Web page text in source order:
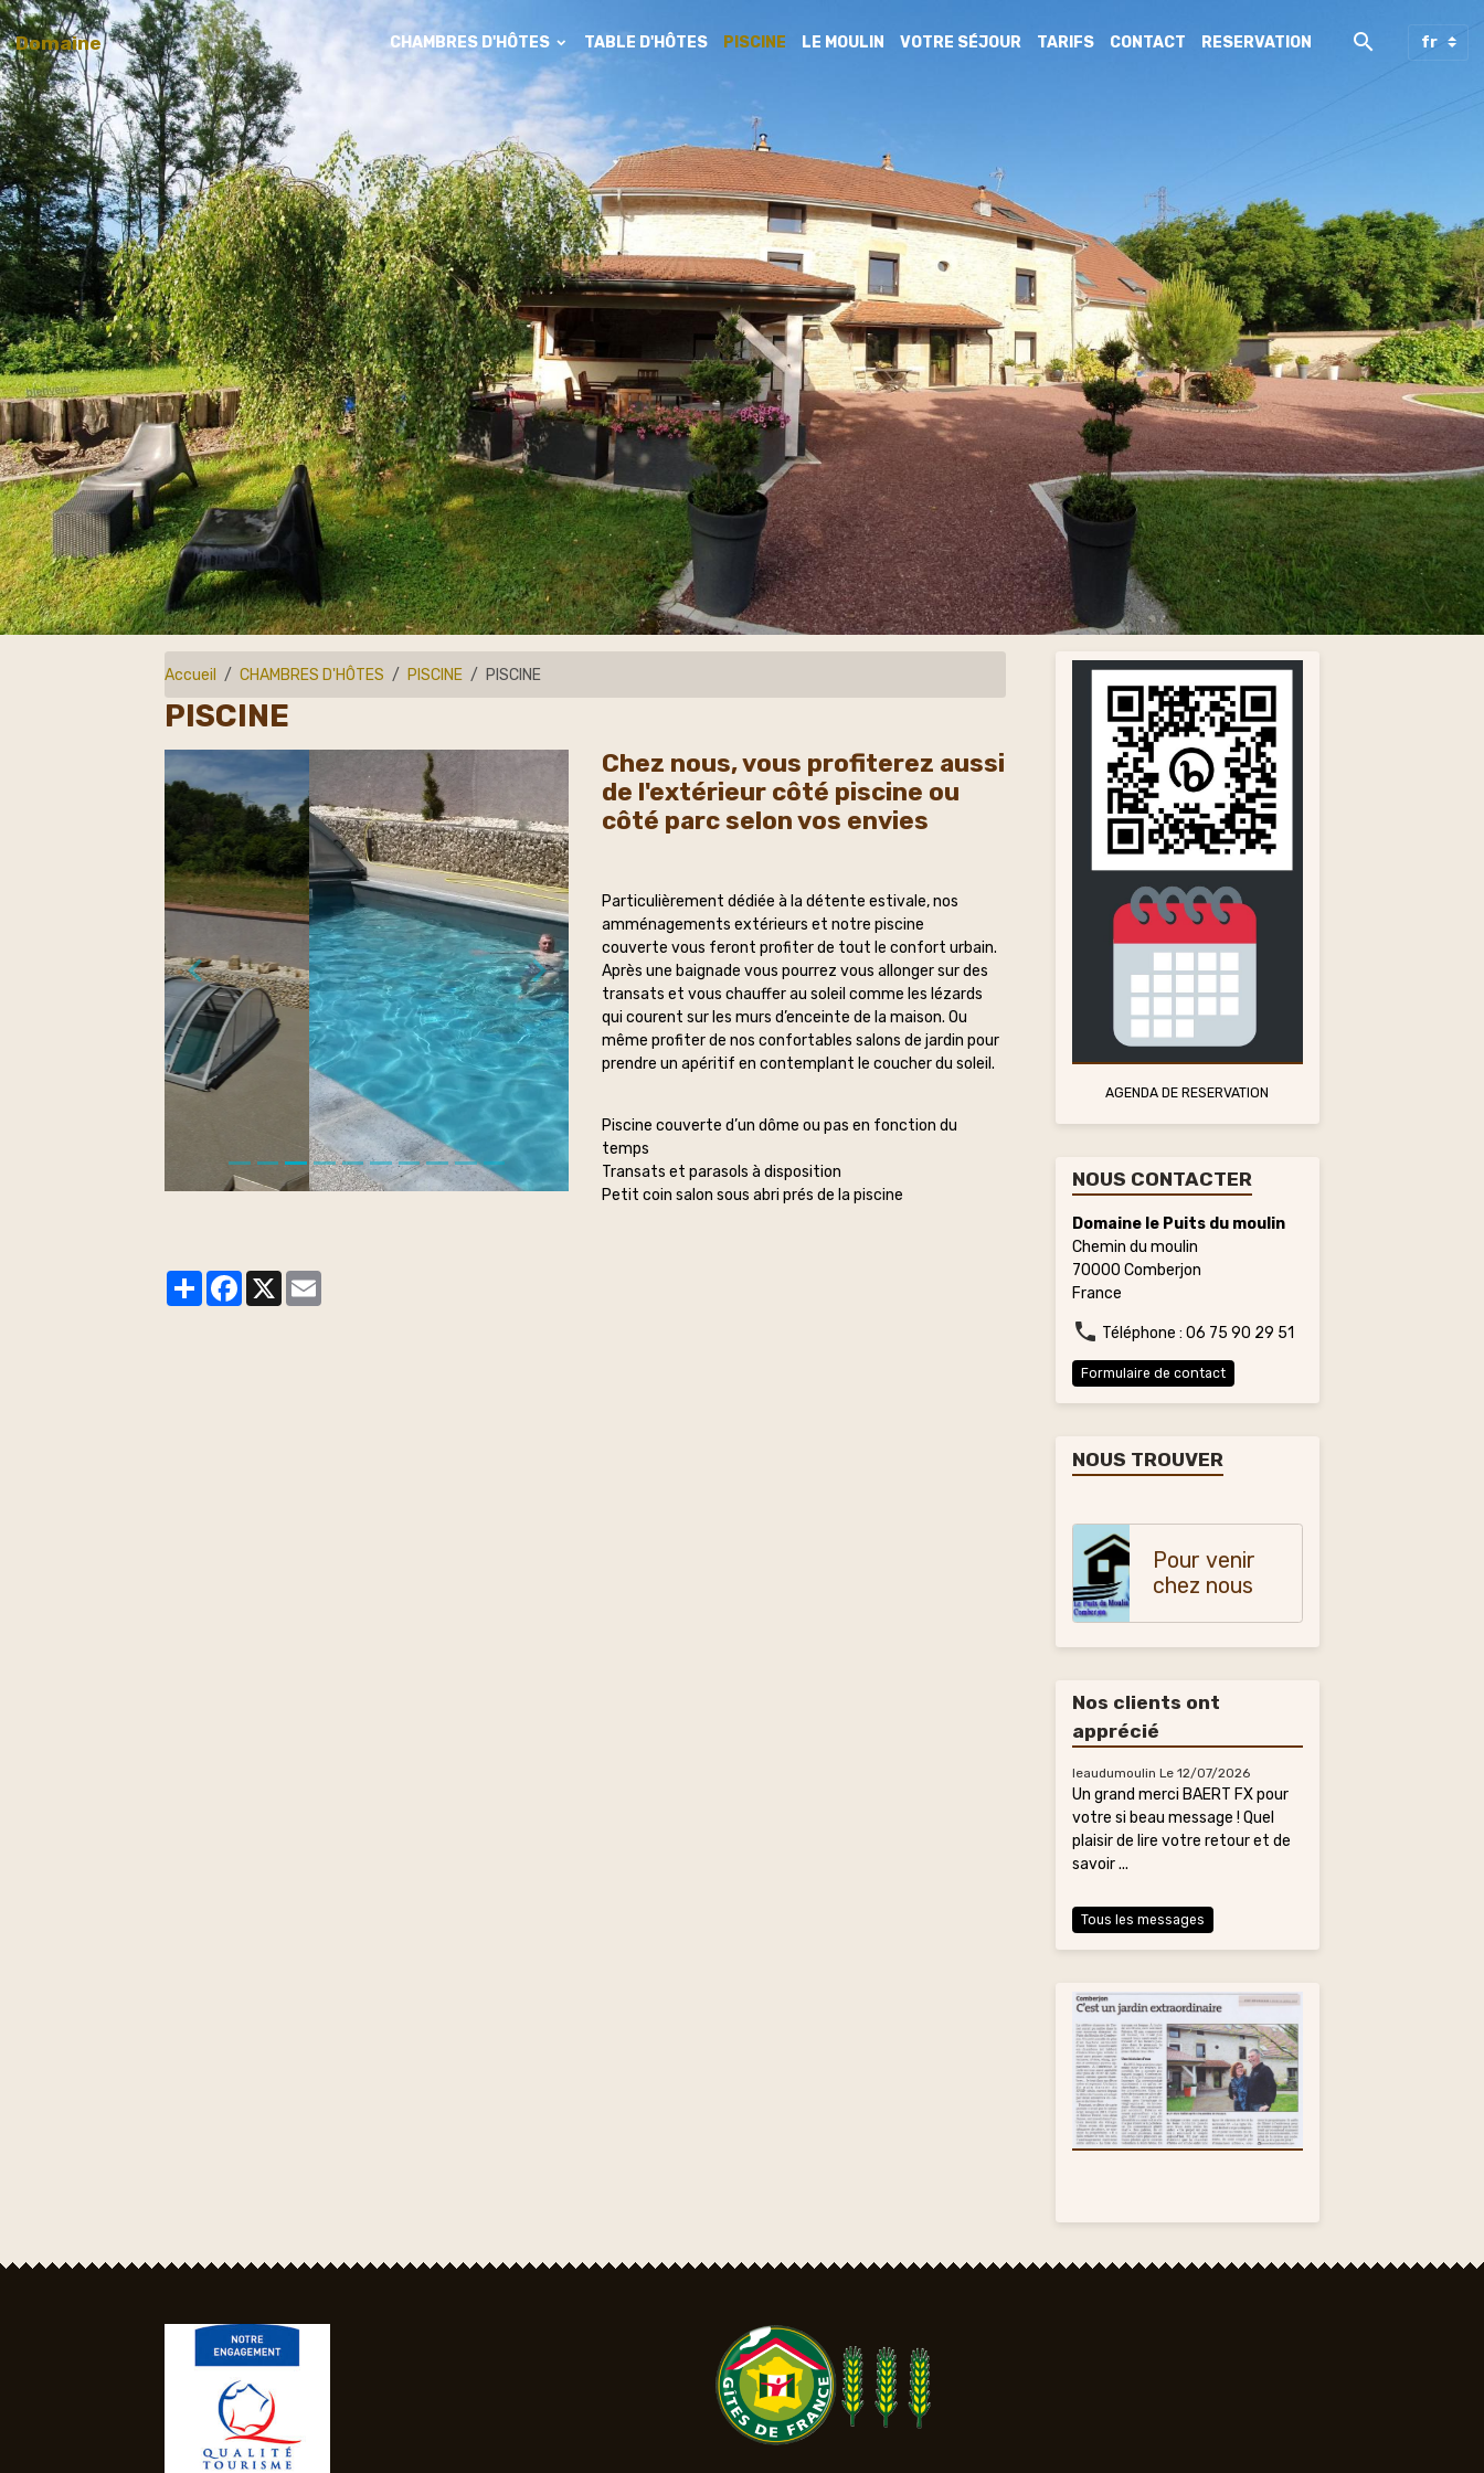
Domaine CHAMBRES D'HÔTES TABLE D'HÔTES PISCINE LE MOULIN VOTRE SÉJOUR TARIFS CONTACT RESERVATION
Accueil CHAMBRES D'HÔTES PISCINE PISCINE
PISCINE
Chez nous, vous profiterez aussi
de l'extérieur côté piscine ou
côté parc selon vos envies
Particulièrement dédiée à la détente estivale, nos
amménagements extérieurs et notre piscine
couverte vous feront profiter de tout le confort urbain.
Après une baignade vous pourrez vous allonger sur des
transats et vous chauffer au soleil comme les lézards
qui courent sur les murs d’enceinte de la maison. Ou
même profiter de nos confortables salons de jardin pour
prendre un apéritif en contemplant le coucher du soleil.
Piscine couverte d’un dôme ou pas en fonction du
temps
Transats et parasols à disposition
Petit coin salon sous abri prés de la piscine
PartagerFacebook
X
AGENDA DE RESERVATION
NOUS CONTACTER
Domaine le Puits du moulin
Chemin du moulin
70000 Comberjon
France
Téléphone : 06 75 90 29 51
Formulaire de contact
NOUS TROUVER
Pour venir
chez nous
Nos clients ont
apprécié
leaudumoulin Le 12/07/2026
Un grand merci BAERT FX pour
votre si beau message ! Quel
plaisir de lire votre retour et de
savoir ...
Tous les messages